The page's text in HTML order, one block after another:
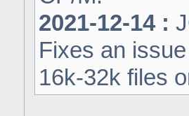
2021-12-14 :
Fixes an
16k-32k files